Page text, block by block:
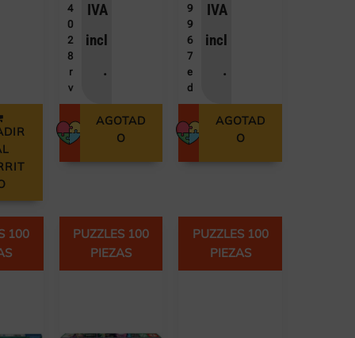
4
0
2
8
r
v
IVA
incl
.
AGOTAD
O
9
9
6
7
e
d
IVA
incl
.
AGOTAD
O
100
PUZZLES 100
PIEZAS
PUZZLES 100
PIEZAS
Acceso usuario